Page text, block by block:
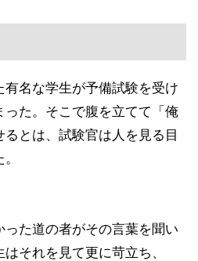
名な学生が予備試験を受け
た。そこで腹を立てて「俺
とは、試験官は人を見る目
た道の者がその言葉を聞い
それを見て更に苛立ち、